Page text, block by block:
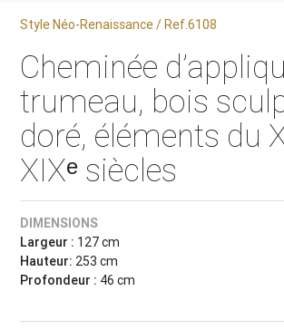
Style Néo-Renaissance / Ref.6108
Cheminée
trumeau, bois
doré, éléments du
XIXᵉ siècles
DIMENSIONS
Largeur : 127 cm
Hauteur: 253 cm
Profondeur : 46 cm